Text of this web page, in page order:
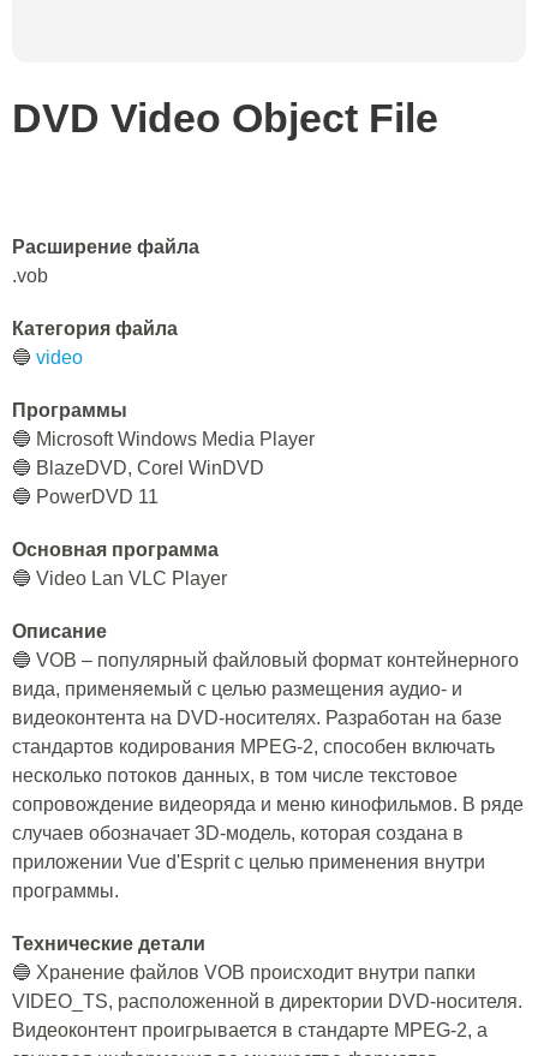
DVD Video Object File
Расширение файла
.vob
Категория файла
🔵 video
Программы
🔵 Microsoft Windows Media Player
🔵 BlazeDVD, Corel WinDVD
🔵 PowerDVD 11
Основная программа
🔵 Video Lan VLC Player
Описание
🔵 VOB – популярный файловый формат контейнерного
вида, применяемый с целью размещения аудио- и
видеоконтента на DVD-носителях. Разработан на базе
стандартов кодирования MPEG-2, способен включать
несколько потоков данных, в том числе текстовое
сопровождение видеоряда и меню кинофильмов. В ряде
случаев обозначает 3D-модель, которая создана в
приложении Vue d'Esprit с целью применения внутри
программы.
Технические детали
🔵 Хранение файлов VOB происходит внутри папки
VIDEO_TS, расположенной в директории DVD-носителя.
Видеоконтент проигрывается в стандарте MPEG-2, а